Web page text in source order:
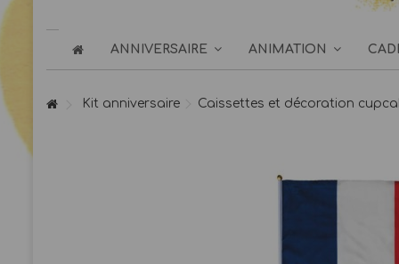
ANNIVERSAIRE ANIMATION
Kit anniversaire Caissettes et décoration